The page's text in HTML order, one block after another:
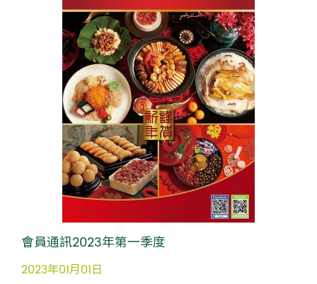
會員通訊2023年第一季度
2023年01月01日